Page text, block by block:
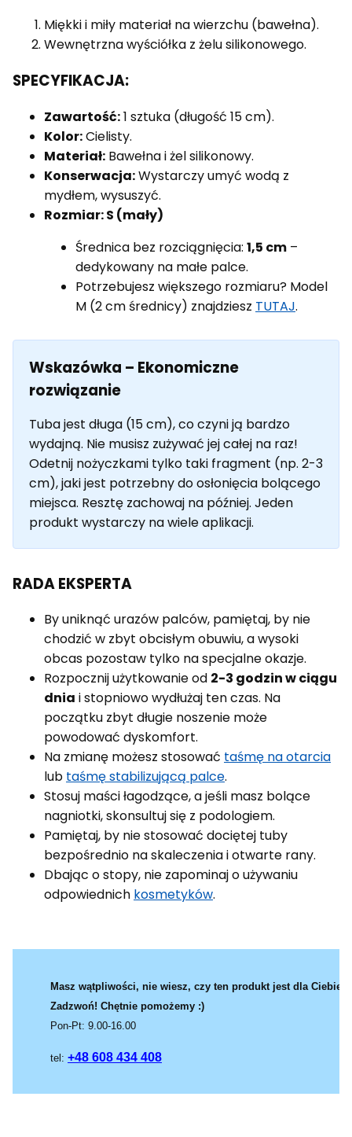
Miękki i miły materiał na wierzchu (bawełna).
Wewnętrzna wyściółka z żelu silikonowego.
SPECYFIKACJA:
Zawartość:1 sztuka (długość 15 cm).
Kolor:Cielisty.
Materiał: Bawełna i żel silikonowy.
Konserwacja:Wystarczy umyć wodą z
mydłem, wysuszyć.
Rozmiar: S (mały)
Średnica bez rozciągnięcia: 1,5 cm –
dedykowany na małe palce.
Potrzebujesz większego rozmiaru? Model
M (2 cm średnicy) znajdziesz TUTAJ.
Wskazówka – Ekonomiczne
rozwiązanie
Tuba jest długa (15 cm), co czyni ją bardzo
wydajną. Nie musisz zużywać jej całej na raz!
Odetnij nożyczkami tylko taki fragment (np. 2-3
cm), jaki jest potrzebny do osłonięcia bolącego
miejsca. Resztę zachowaj na później. Jeden
produkt wystarczy na wiele aplikacji.
RADA EKSPERTA
By uniknąć urazów palców, pamiętaj, by nie
chodzić w zbyt obcisłym obuwiu, a wysoki
obcas pozostaw tylko na specjalne okazje.
Rozpocznij użytkowanie od 2-3 godzin w ciągu
dnia i stopniowo wydłużaj ten czas. Na
początku zbyt długie noszenie może
powodować dyskomfort.
Na zmianę możesz stosować taśmę na otarcia
lub taśmę stabilizującą palce.
Stosuj maści łagodzące, a jeśli masz bolące
nagniotki, skonsultuj się z podologiem.
Pamiętaj, by nie stosować dociętej tuby
bezpośrednio na skaleczenia i otwarte rany.
Dbając o stopy, nie zapominaj o używaniu
odpowiednich kosmetyków.
Masz wątpliwości, nie wiesz, czy ten produkt jest dla Ciebie?
Zadzwoń! Chętnie pomożemy :)
Pon-Pt: 9.00-16.00
tel: +48 608 434 408